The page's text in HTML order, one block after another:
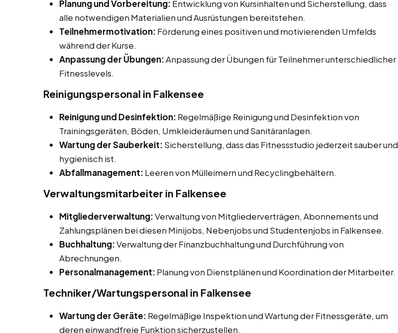
Planung und Vorbereitung: Entwicklung von Kursinhalten und Sicherstellung, dass
alle notwendigen Materialien und Ausrüstungen bereitstehen.
Teilnehmermotivation: Förderung eines positiven und motivierenden Umfelds
während der Kurse.
Anpassung der Übungen:Anpassung der Übungen für Teilnehmer unterschiedlicher
Fitnesslevels.
Reinigungspersonal in Falkensee
Reinigung und Desinfektion: Regelmäßige Reinigung und Desinfektion von
Trainingsgeräten, Böden, Umkleideräumen und Sanitäranlagen.
Wartung der Sauberkeit: Sicherstellung, dass das Fitnessstudio jederzeit sauber und
hygienisch ist.
Abfallmanagement: Leeren von Mülleimern und Recyclingbehältern.
Verwaltungsmitarbeiter in Falkensee
Mitgliederverwaltung:Verwaltung von Mitgliederverträgen, Abonnements und
Zahlungsplänen bei diesen Minijobs, Nebenjobs und Studentenjobs in Falkensee.
Buchhaltung:Verwaltung der Finanzbuchhaltung und Durchführung von
Abrechnungen.
Personalmanagement: Planung von Dienstplänen und Koordination der Mitarbeiter.
Techniker/Wartungspersonal in Falkensee
Wartung der Geräte: Regelmäßige Inspektion und Wartung der Fitnessgeräte, um
deren einwandfreie Funktion sicherzustellen.